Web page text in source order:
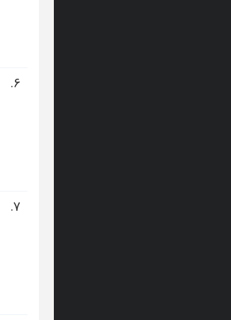
6.
7.